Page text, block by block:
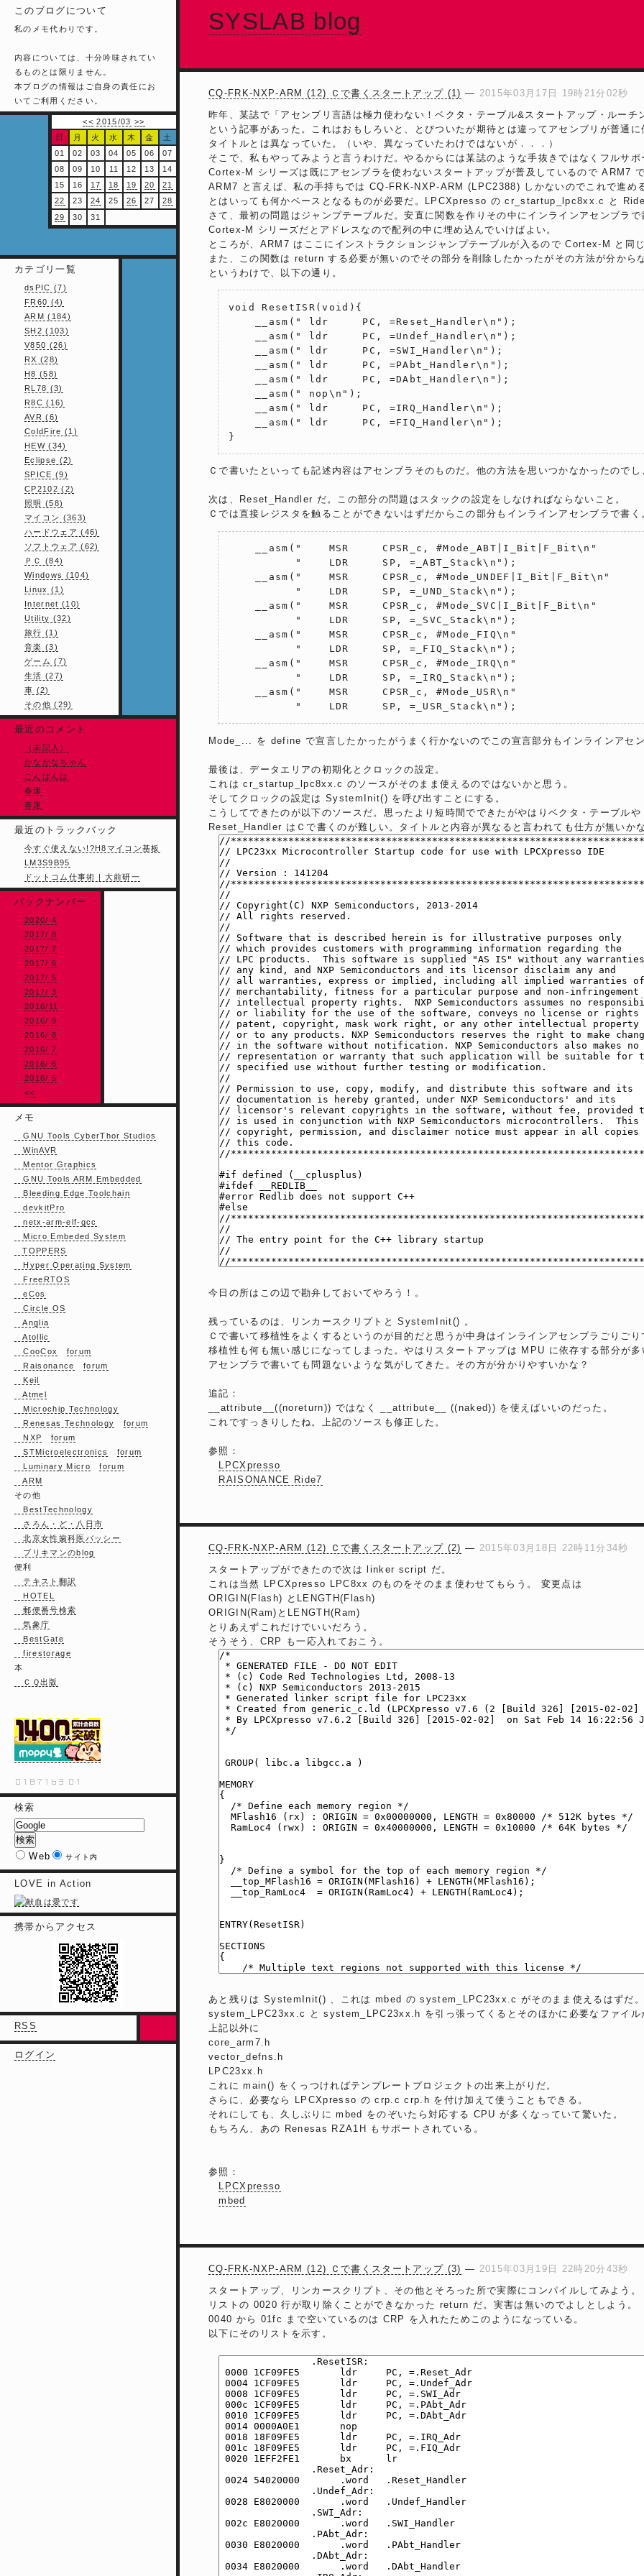
SYSLAB blog
このブログについて
私のメモ代わりです。
内容については、十分吟味されてい
るものとは限りません。
本ブログの情報はご自身の責任にお
いてご利用ください。
<< 2015/03 >>
日
月 火 水 木 金
土
01
02 03 04 05 06
07
08
09 10 11 12 13
14
15
16 17 18 19 20
21
22
23 24 25 26 27
28
29
30 31
カテゴリ一覧
dsPIC (7)
FR60 (4)
ARM (184)
SH2 (103)
V850 (26)
RX (28)
H8 (58)
RL78 (3)
R8C (16)
AVR (6)
ColdFire (1)
HEW (34)
Eclipse (2)
SPICE (9)
CP2102 (2)
照明 (58)
マイコン (363)
ハードウェア (46)
ソフトウェア (62)
ＰＣ (84)
Windows (104)
Linux (1)
Internet (10)
Utility (32)
旅行 (1)
音楽 (3)
ゲーム (7)
生活 (27)
車 (2)
その他 (29)
最近のコメント
（未記入）
かなかなちゃん
こんばんは
春運
春運
最近のトラックバック
今すぐ使えない!?H8マイコン基板
LM3S9B95
ドットコム仕事術 | 大前研一
バックナンバー
2020/ 4
2017/ 8
2017/ 7
2017/ 6
2017/ 5
2017/ 3
2016/11
2016/ 9
2016/ 8
2016/ 7
2016/ 6
2016/ 5
<<
メモ
GNU Tools CyberThor Studios
WinAVR
Mentor Graphics
GNU Tools ARM Embedded
Bleeding Edge Toolchain
devkitPro
netx-arm-elf-gcc
Micro Embeded System
TOPPERS
Hyper Operating System
FreeRTOS
eCos
Circle OS
Anglia
Atollic
CooCox
forum
Raisonance
forum
Keil
Atmel
Microchip Technology
Renesas Technology
forum
NXP
forum
STMicroelectronics
forum
Luminary Micro
forum
ARM
その他
BestTechnology
さろん・ど・八日市
北京女性歯科医バッシー
ブリキマンのblog
便利
テキスト翻訳
HOTEL
郵便番号検索
気象庁
BestGate
firestorage
本
ＣＱ出版
検索
Web サイト内
LOVE in Action
携帯からアクセス
RSS
ログイン
CQ-FRK-NXP-ARM (12) Ｃで書くスタートアップ (1) ― 2015年03月17日 19時21分02秒
昨年、某誌で「アセンブリ言語は極力使わない！ベクタ・テーブル&スタートアップ・ルーチ
という記事があった。これはおもしろいと、とびついたが期待とは違ってアセンブリが普通に
タイトルとは異なっていた。（いや、異なっていたわけではないが．．．）
そこで、私もやってみようと言うわけだ。やるからには某誌のような手抜きではなくフルサポ
Cortex-M シリーズは既にアセンブラを使わないスタートアップが普及しているので ARM7 で
ARM7 と言えば、私の手持ちでは CQ-FRK-NXP-ARM (LPC2388) しかないのでこれで進める
とはいっても何かベースとなるものが必要だ。LPCXpresso の cr_startup_lpc8xx.c と
さて、最初の問題はジャンプテーブルだ。安直に関数を作りその中にインラインアセンブラで
Cortex-M シリーズだとアドレスなので配列の中に埋め込んでいけばよい。
ところが、ARM7 はここにインストラクションジャンプテーブルが入るので Cortex-M と同
また、この関数は return する必要が無いのでその部分を削除したかったがその方法が分から
というわけで、以下の通り。
void ResetISR(void){
    __asm(" ldr     PC, =Reset_Handler\n");
    __asm(" ldr     PC, =Undef_Handler\n");
    __asm(" ldr     PC, =SWI_Handler\n");
    __asm(" ldr     PC, =PAbt_Handler\n");
    __asm(" ldr     PC, =DAbt_Handler\n");
    __asm(" nop\n");
    __asm(" ldr     PC, =IRQ_Handler\n");
    __asm(" ldr     PC, =FIQ_Handler\n");
}
Ｃで書いたといっても記述内容はアセンブラそのものだ。他の方法を思いつかなかったのでし
次は、Reset_Handler だ。この部分の問題はスタックの設定をしなければならないこと。
Ｃでは直接レジスタを触ることができないはずだからこの部分もインラインアセンブラで書く
    __asm("    MSR     CPSR_c, #Mode_ABT|I_Bit|F_Bit\n"
          "    LDR     SP, =_ABT_Stack\n");
    __asm("    MSR     CPSR_c, #Mode_UNDEF|I_Bit|F_Bit\n"
          "    LDR     SP, =_UND_Stack\n");
    __asm("    MSR     CPSR_c, #Mode_SVC|I_Bit|F_Bit\n"
          "    LDR     SP, =_SVC_Stack\n");
    __asm("    MSR     CPSR_c, #Mode_FIQ\n"
          "    LDR     SP, =_FIQ_Stack\n");
    __asm("    MSR     CPSR_c, #Mode_IRQ\n"
          "    LDR     SP, =_IRQ_Stack\n");
    __asm("    MSR     CPSR_c, #Mode_USR\n"
          "    LDR     SP, =_USR_Stack\n");
Mode_... を define で宣言したかったがうまく行かないのでこの宣言部分もインラインアセン
最後は、データエリアの初期化とクロックの設定。
これは cr_startup_lpc8xx.c のソースがそのまま使えるのではないかと思う。
そしてクロックの設定は SystemInit() を呼び出すことにする。
こうしてできたのが以下のソースだ。思ったより短時間でできたがやはりベクタ・テーブルや
Reset_Handler はＣで書くのが難しい。タイトルと内容が異なると言われても仕方が無いかな
今日の所はこの辺で勘弁しておいてやろう！。
残っているのは、リンカースクリプトと SystemInit() 。
Ｃで書いて移植性をよくするというのが目的だと思うが中身はインラインアセンブラごりごり
移植性も何も無い感じになってしまった。やはりスタートアップは MPU に依存する部分が多
アセンブラで書いても問題ないような気がしてきた。その方が分かりやすいかな？
追記：
__attribute__((noreturn)) ではなく __attribute__ ((naked)) を使えばいいのだった。
これですっきりしたね。上記のソースも修正した。
参照：
LPCXpresso
RAISONANCE Ride7
CQ-FRK-NXP-ARM (12) Ｃで書くスタートアップ (2) ― 2015年03月18日 22時11分34秒
スタートアップができたので次は linker script だ。
これは当然 LPCXpresso LPC8xx のものをそのまま使わせてもらう。 変更点は
ORIGIN(Flash) とLENGTH(Flash)
ORIGIN(Ram)とLENGTH(Ram)
とりあえずこれだけでいいだろう。
そうそう、CRP も一応入れておこう。
あと残りは SystemInit() 、これは mbed の system_LPC23xx.c がそのまま使えるはずだ。
system_LPC23xx.c と system_LPC23xx.h を引っ張ってくるとそのほかに必要なファイル
上記以外に
core_arm7.h
vector_defns.h
LPC23xx.h
これに main() をくっつければテンプレートプロジェクトの出来上がりだ。
さらに、必要なら LPCXpresso の crp.c crp.h を付け加えて使うこともできる。
それにしても、久しぶりに mbed をのぞいたら対応する CPU が多くなっていて驚いた。
もちろん、あの Renesas RZA1H もサポートされている。
参照：
LPCXpresso
mbed
CQ-FRK-NXP-ARM (12) Ｃで書くスタートアップ (3) ― 2015年03月19日 22時20分43秒
スタートアップ、リンカースクリプト、その他とそろった所で実際にコンパイルしてみよう。
リストの 0020 行が取り除くことができなかった return だ。実害は無いのでよしとしよう。
0040 から 01fc まで空いているのは CRP を入れたためこのようになっている。
以下にそのリストを示す。